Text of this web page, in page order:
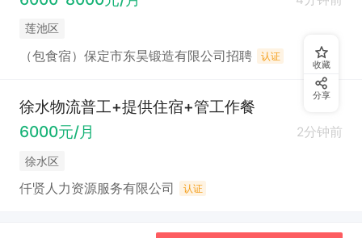
莲池区
（包食宿）保定市东昊锻造有限公司招聘 认证
徐水物流普工+提供住宿+管工作餐
6000元/月
2分钟前
徐水区
仟贤人力资源服务有限公司 认证
收藏
分享